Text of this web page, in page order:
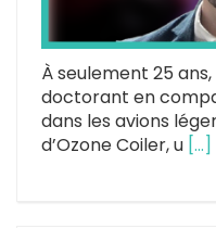
À seulement 25
doctorant en
dans les avions
d’Ozone Coiler, u […]